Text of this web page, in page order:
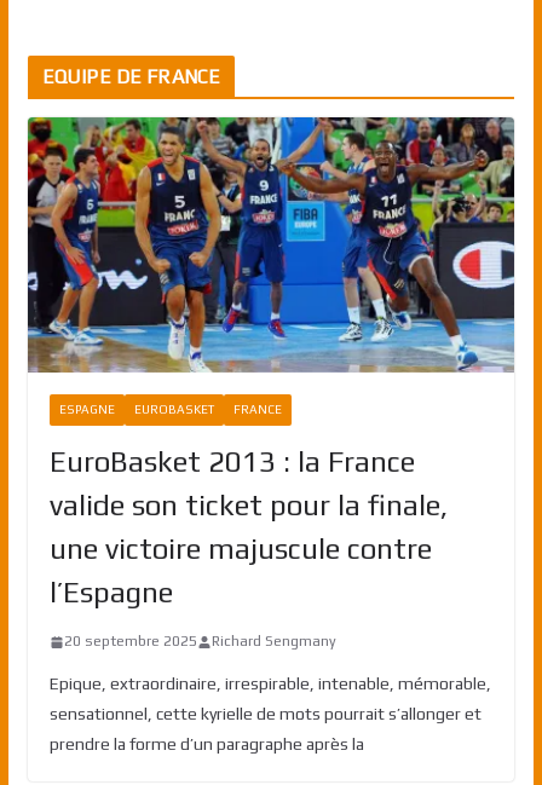
EQUIPE DE FRANCE
ESPAGNE EUROBASKET FRANCE
EuroBasket 2013 : la France
valide son ticket pour la finale,
une victoire majuscule contre
l’Espagne
20 septembre 2025 Richard Sengmany
Epique, extraordinaire, irrespirable, intenable, mémorable,
sensationnel, cette kyrielle de mots pourrait s’allonger et
prendre la forme d’un paragraphe après la